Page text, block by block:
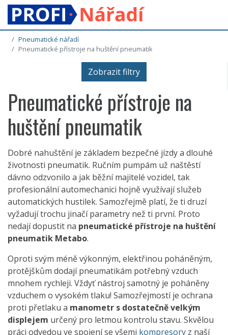
Pneumatické nářadí
Pneumatické přístroje na huštění pneumatik
Zobrazit filtry
Pneumatické přístroje na
huštění pneumatik
Dobré nahuštění je základem bezpečné jízdy a dlouhé
životnosti pneumatik. Ručním pumpám už naštěstí
dávno odzvonilo a jak běžní majitelé vozidel, tak
profesionální automechanici hojně využívají služeb
automatických hustilek. Samozřejmě platí, že ti druzí
vyžadují trochu jinačí parametry než ti první. Proto
nedají dopustit na pneumatické přístroje na huštění
pneumatik Metabo.
Oproti svým méně výkonným, elektřinou poháněným,
protějškům dodají pneumatikám potřebný vzduch
mnohem rychleji. Vždyť nástroj samotný je poháněny
vzduchem o vysokém tlaku! Samozřejmostí je ochrana
proti přetlaku a manometr s dostatečně velkým
displejem určený pro letmou kontrolu stavu. Skvělou
práci odvedou ve spojení se všemi kompresory z naší